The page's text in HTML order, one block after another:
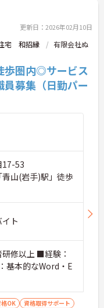
更新日：2026年02月10日
宅 和招縁
有限会社ぬ
歩圏内◎サービス
募集（日勤パー
17-53
青山(岩手)駅」徒歩
ト
修以上 ■経験：
基本的なWord・E
OK
資格取得サポート